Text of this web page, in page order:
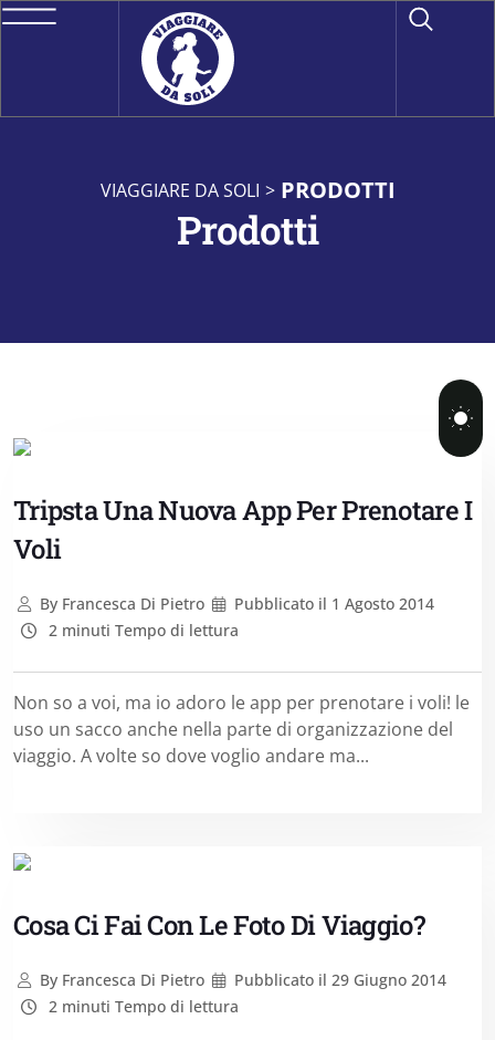
VIAGGIARE DA SOLI > PRODOTTI
Prodotti
Tripsta Una Nuova App Per Prenotare I
Voli
ByFrancesca Di Pietro Pubblicato il 1 Agosto 2014
2 minuti Tempo di lettura
Non so a voi, ma io adoro le app per prenotare i voli! le
uso un sacco anche nella parte di organizzazione del
viaggio. A volte so dove voglio andare ma...
Cosa Ci Fai Con Le Foto Di Viaggio?
ByFrancesca Di Pietro Pubblicato il 29 Giugno 2014
2 minuti Tempo di lettura